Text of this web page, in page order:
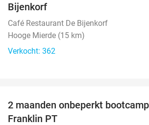
Bijenkorf
Café Restaurant De Bijenkorf
Hooge Mierde (15 km)
Verkocht: 362
2 maanden onbeperkt
Franklin PT